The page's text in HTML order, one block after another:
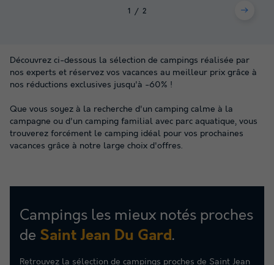
1 2
Découvrez ci-dessous la sélection de campings réalisée par
nos experts et réservez vos vacances au meilleur prix grâce à
nos réductions exclusives jusqu'à -60% !
Que vous soyez à la recherche d'un camping calme à la
campagne ou d'un camping familial avec parc aquatique, vous
trouverez forcément le camping idéal pour vos prochaines
vacances grâce à notre large choix d'offres.
Campings les mieux notés proches
de Saint Jean Du Gard.
Retrouvez la sélection de campings proches de Saint Jean